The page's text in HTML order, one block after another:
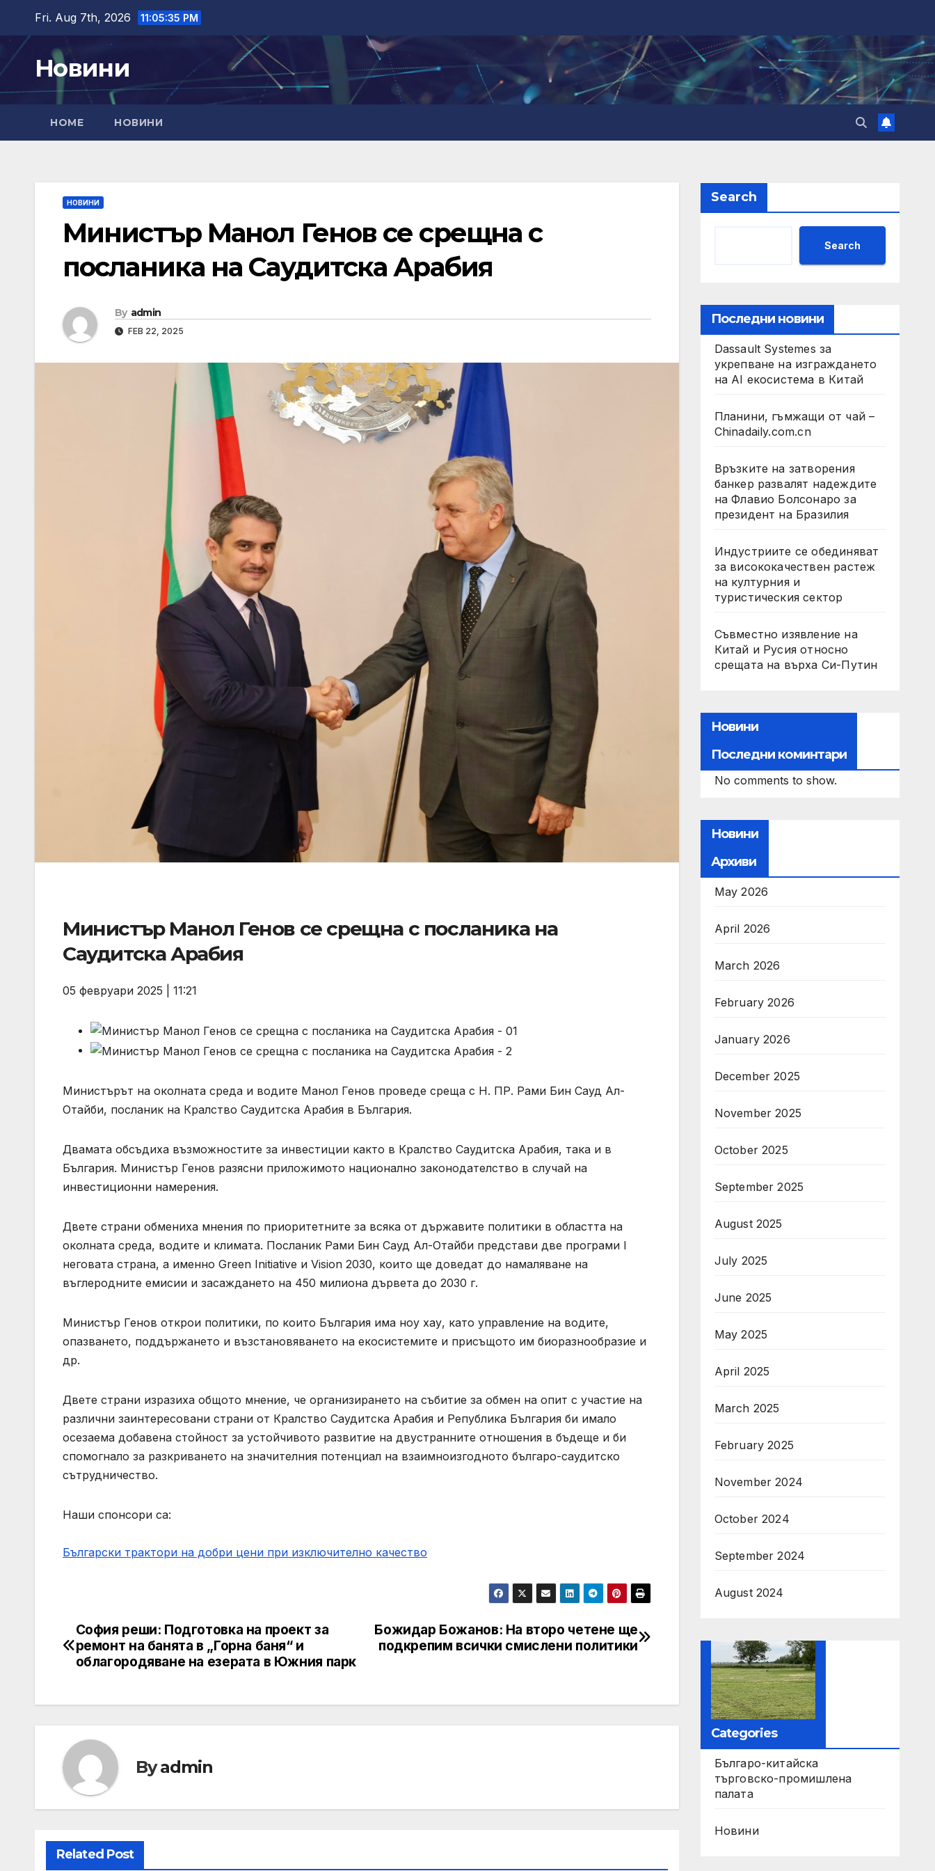
content
Fri. Aug 7th, 2026 11:05:35 PM
Новини
HOME НОВИНИ
НОВИНИ
Министър Манол Генов се срещна с
посланика на Саудитска Арабия
By admin
FEB 22, 2025
Министър Манол Генов се срещна с посланика на
Саудитска Арабия
05 февруари 2025 | 11:21
Министърът на околната среда и водите Манол Генов проведе среща с Н. ПР. Рами Бин Сауд Ал-
Отайби, посланик на Кралство Саудитска Арабия в България.
Двамата обсъдиха възможностите за инвестиции както в Кралство Саудитска Арабия, така и в
България. Министър Генов разясни приложимото национално законодателство в случай на
инвестиционни намерения.
Двете страни обмениха мнения по приоритетните за всяка от държавите политики в областта на
околната среда, водите и климата. Посланик Рами Бин Сауд Ал-Отайби представи две програми l
неговата страна, а именно Green Initiative и Vision 2030, които ще доведат до намаляване на
въглеродните емисии и засаждането на 450 милиона дървета до 2030 г.
Министър Генов открои политики, по които България има ноу хау, като управление на водите,
опазването, поддържането и възстановяването на екосистемите и присъщото им биоразнообразие и
др.
Двете страни изразиха общото мнение, че организирането на събитие за обмен на опит с участие на
различни заинтересовани страни от Кралство Саудитска Арабия и Република България би имало
осезаема добавена стойност за устойчивото развитие на двустранните отношения в бъдеще и би
спомогнало за разкриването на значителния потенциал на взаимноизгодното българо-саудитско
сътрудничество.
Наши спонсори са:
Български трактори на добри цени при изключително качество
Post
navigation
Божидар Божанов: На второ четене ще
подкрепим всички смислени политики
София реши: Подготовка на проект за
ремонт на банята в „Горна баня“ и
облагородяване на езерата в Южния парк
Byadmin
Related Post
Search
Search
Последни новини
Dassault Systemes за
укрепване на изграждането
на AI екосистема в Китай
Планини, гъмжащи от чай –
Chinadaily.com.cn
Връзките на затворения
банкер развалят надеждите
на Флавио Болсонаро за
президент на Бразилия
Индустриите се обединяват
за висококачествен растеж
на културния и
туристическия сектор
Съвместно изявление на
Китай и Русия относно
срещата на върха Си-Путин
Новини
Последни коминтари
No comments to show.
Новини
Архиви
May 2026
April 2026
March 2026
February 2026
January 2026
December 2025
November 2025
October 2025
September 2025
August 2025
July 2025
June 2025
May 2025
April 2025
March 2025
February 2025
November 2024
October 2024
September 2024
August 2024
Categories
Българо-китайска
търговско-промишлена
палата
Новини